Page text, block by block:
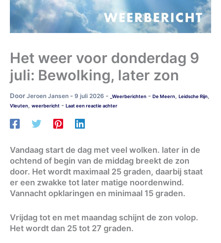
Het weer voor donderdag 9
juli: Bewolking, later zon
Door Jeroen Jansen - 9 juli 2026 - _Weerberichten - De Meern, Leidsche Rijn,
Vleuten, weerbericht - Laat een reactie achter
Vandaag start de dag met veel wolken. later in de
ochtend of begin van de middag breekt de zon
door. Het wordt maximaal 25 graden, daarbij staat
er een zwakke tot later matige noordenwind.
Vannacht opklaringen en minimaal 15 graden.
Vrijdag tot en met maandag schijnt de zon volop.
Het wordt dan 25 tot 27 graden.